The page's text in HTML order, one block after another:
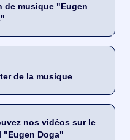
de musique "Eugen
de la musique
nos vidéos sur le
"Eugen Doga"